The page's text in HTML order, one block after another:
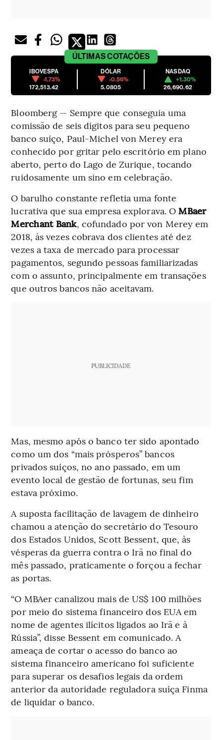
ÚLTIMASCOTAÇÕES
IBOVESPA
-1.73%
172,513.42
DÓLAR
-0.56%
5.0805
NASDAQ
+1.30%
26,690.62
Bloomberg — Sempre que conseguia uma
comissão de seis dígitos para seu pequeno
banco suíço, Paul-Michel von Merey era
conhecido por gritar pelo escritório em plano
aberto, perto do Lago de Zurique, tocando
ruidosamente um sino em celebração.
O barulho constante refletia uma fonte
lucrativa que sua empresa explorava. OMBaer
Merchant Bank, cofundado por von Merey em
2018, às vezes cobrava dos clientes até dez
vezes a taxa de mercado para processar
pagamentos, segundo pessoas familiarizadas
com o assunto, principalmente em transações
que outros bancos não aceitavam.
PUBLICIDADE
Mas, mesmo após o banco ter sido apontado
como um dos “mais prósperos” bancos
privados suíços, no ano passado, em um
evento local de gestão de fortunas, seu fim
estava próximo.
A suposta facilitação de lavagem de dinheiro
chamou a atenção do secretário do Tesouro
dos Estados Unidos, Scott Bessent, que, às
vésperas da guerra contra o Irã no final do
mês passado, praticamente o forçou a fechar
as portas.
“O MBAer canalizou mais de US$ 100 milhões
por meio do sistema financeiro dos EUA em
nome de agentes ilícitos ligados ao Irã e à
Rússia”, disse Bessent em comunicado. A
ameaça de cortar o acesso do banco ao
sistema financeiro americano foi suficiente
para superar os desafios legais da ordem
anterior da autoridade reguladora suíça Finma
de liquidar o banco.